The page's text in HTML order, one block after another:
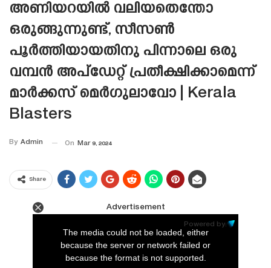
അണിയറയിൽ വലിയതെന്തോ
ഒരുങ്ങുന്നുണ്ട്, സീസൺ
പൂർത്തിയായതിനു പിന്നാലെ ഒരു
വമ്പൻ അപ്‌ഡേറ്റ് പ്രതീക്ഷിക്കാമെന്ന്
മാർക്കസ് മെർഗുലാവോ | Kerala
Blasters
By Admin On Mar 9, 2024
Share
Advertisement
Powered by:
The media could not be loaded, either
because the server or network failed or
because the format is not supported.